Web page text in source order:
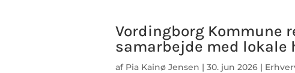
Vordingborg Kommune
samarbejde med lokale
af Pia Kainø Jensen | 30. jun 2026 |